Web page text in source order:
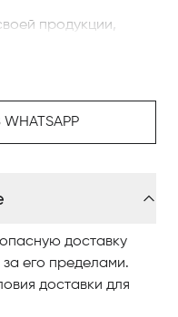
продукции,
золото, латунь,
определяет
и талантливым
чтобы создать
доставку
его пределами.
доставки для